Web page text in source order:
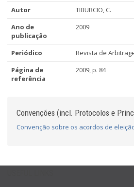
Autor
TIBURCIO, C.
Ano de
publicação
2009
Periódico
Revista de
Página de
referência
2009, p. 84
Convenções (incl. Protocolos e
Convenção sobre os acordos de